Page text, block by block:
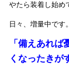
やたら装着し始め
日々、増量中です。
「備えあれ
くなったきが